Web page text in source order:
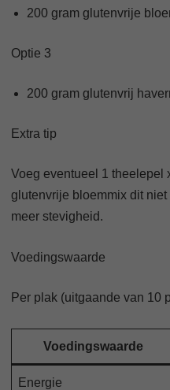
200 gram glutenvrije
Optie 3
200 gram glutenvrij
Extra tip
Voeg eventueel 1 theelepel
glutenvrije bloemmix dit
meer stevigheid.
Voedingswaarde
Per plak (uitgaande van 10
Voedingswaarde
Energie